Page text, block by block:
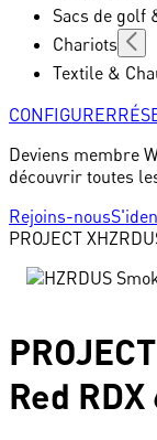
Sacs de golf
Chariots
Textile &
CONFIGURER
Deviens membre
découvrir toutes
Rejoins-nous
PROJECT X
Red